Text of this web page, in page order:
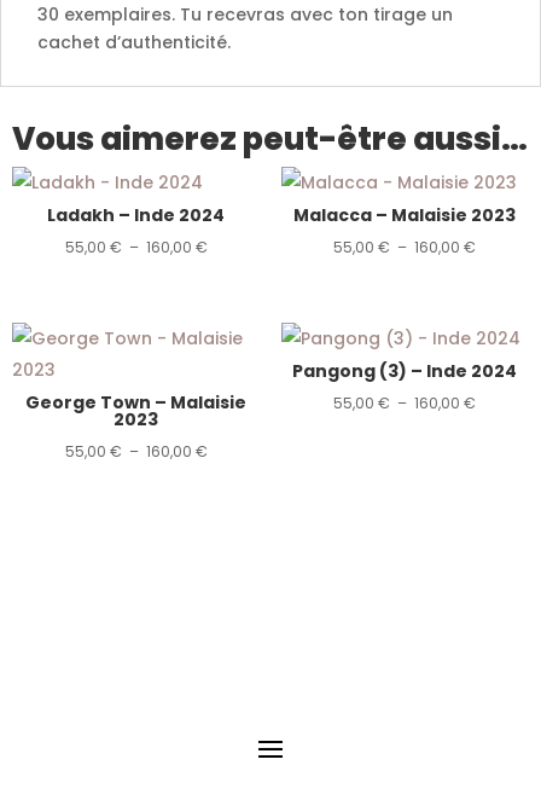
30 exemplaires. Tu recevras avec ton tirage un
cachet d’authenticité.
Vous aimerez peut-être aussi…
Ladakh – Inde 2024
55,00 € – 160,00 €Plage
55,00 €
160,00 €
Malacca – Malaisie 2023
55,00€ – 160,00€
55,00 €
à
George Town – Malaisie
2023
55,00 € – 160,00 €Plage
Pangong (3) – Inde 2024
55,00€ – 160,00€